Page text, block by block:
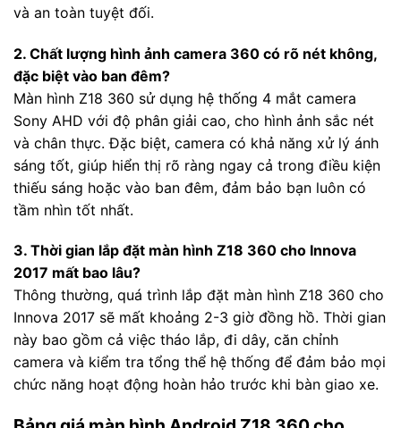
và an toàn tuyệt đối.
2. Chất lượng hình ảnh camera 360 có rõ nét không,
đặc biệt vào ban đêm?
Màn hình Z18 360 sử dụng hệ thống 4 mắt camera
Sony AHD với độ phân giải cao, cho hình ảnh sắc nét
và chân thực. Đặc biệt, camera có khả năng xử lý ánh
sáng tốt, giúp hiển thị rõ ràng ngay cả trong điều kiện
thiếu sáng hoặc vào ban đêm, đảm bảo bạn luôn có
tầm nhìn tốt nhất.
3. Thời gian lắp đặt màn hình Z18 360 cho Innova
2017 mất bao lâu?
Thông thường, quá trình lắp đặt màn hình Z18 360 cho
Innova 2017 sẽ mất khoảng 2-3 giờ đồng hồ. Thời gian
này bao gồm cả việc tháo lắp, đi dây, căn chỉnh
camera và kiểm tra tổng thể hệ thống để đảm bảo mọi
chức năng hoạt động hoàn hảo trước khi bàn giao xe.